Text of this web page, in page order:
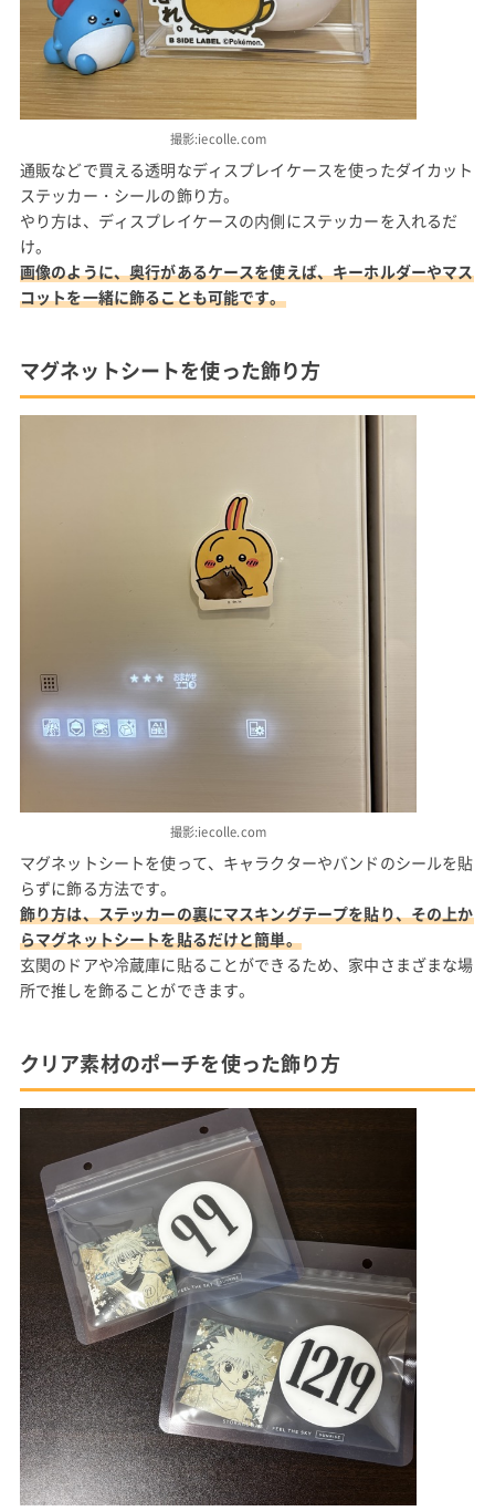
撮影:iecolle.com
通販などで買える透明なディスプレイケースを使ったダイカット
ステッカー・シールの飾り方。
やり方は、ディスプレイケースの内側にステッカーを入れるだ
け。
画像のように、奥行があるケースを使えば、キーホルダーやマス
コットを一緒に飾ることも可能です。
マグネットシートを使った飾り方
撮影:iecolle.com
マグネットシートを使って、キャラクターやバンドのシールを貼
らずに飾る方法です。
飾り方は、ステッカーの裏にマスキングテープを貼り、その上か
らマグネットシートを貼るだけと簡単。
玄関のドアや冷蔵庫に貼ることができるため、家中さまざまな場
所で推しを飾ることができます。
クリア素材のポーチを使った飾り方